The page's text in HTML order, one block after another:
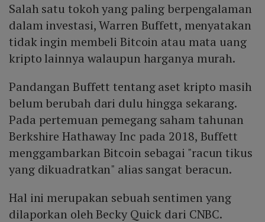
Salah satu tokoh yang paling berpengalaman
dalam investasi, Warren Buffett, menyatakan
tidak ingin membeli Bitcoin atau mata uang
kripto lainnya walaupun harganya murah.
Pandangan Buffett tentang aset kripto masih
belum berubah dari dulu hingga sekarang.
Pada pertemuan pemegang saham tahunan
Berkshire Hathaway Inc pada 2018, Buffett
menggambarkan Bitcoin sebagai "racun tikus
yang dikuadratkan" alias sangat beracun.
Hal ini merupakan sebuah sentimen yang
dilaporkan oleh Becky Quick dari CNBC.